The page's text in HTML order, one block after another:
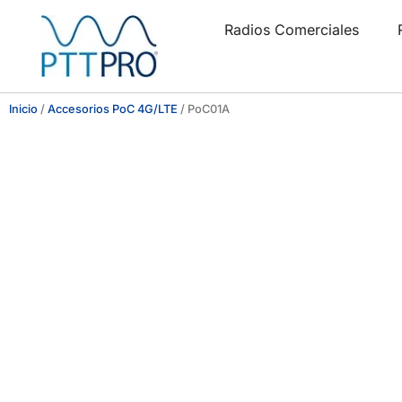
Radios Comerciales
Inicio / Accesorios PoC 4G/LTE / PoC01A